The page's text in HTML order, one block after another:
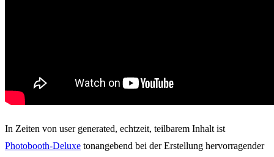
In Zeiten von user generated, echtzeit, teilbarem Inhalt ist
Photobooth-Deluxe tonangebend bei der Erstellung hervorragender